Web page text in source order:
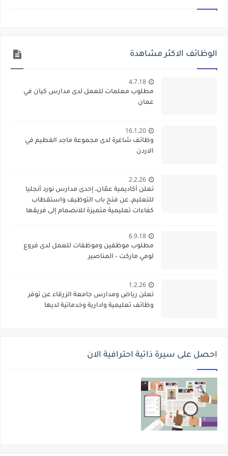
الوظائف الاكثر مشاهدة
4.7.18
مطلوب معلمات للعمل لدى مدارس كيان في
عمان
16.1.20
وظائف شاغرة لدى مجموعة ماجد الفطيم في
الاردن
2.2.26
تعلن أكاديمية عمّان، إحدى مدارس نورد أنجليا
للتعليم، عن فتح باب التوظيف واستقطاب
كفاءات تعليمية متميزة للانضمام إلى فريقها
6.9.18
مطلوب موظفين وموظفات للعمل لدى فروع
لومي ماركت – المناصير
1.2.26
تعلن رياض ومدارس جامعة الزرقاء عن توفر
وظائف تعليمية وادارية وخدماتية لديها
احصل على سيرة ذاتية احترافية الان